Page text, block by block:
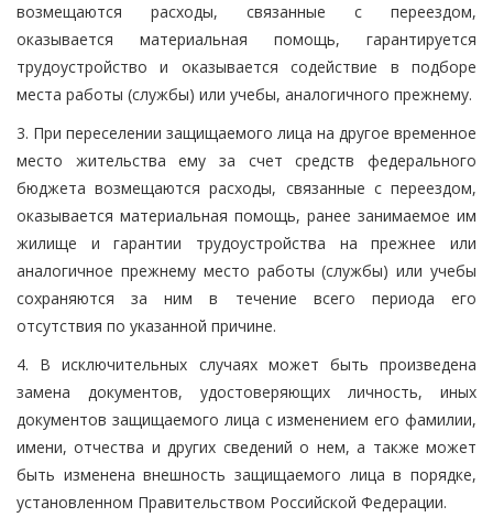
возмещаются расходы, связанные с переездом,
оказывается материальная помощь, гарантируется
трудоустройство и оказывается содействие в подборе
места работы (службы) или учебы, аналогичного прежнему.
3. При переселении защищаемого лица на другое временное
место жительства ему за счет средств федерального
бюджета возмещаются расходы, связанные с переездом,
оказывается материальная помощь, ранее занимаемое им
жилище и гарантии трудоустройства на прежнее или
аналогичное прежнему место работы (службы) или учебы
сохраняются за ним в течение всего периода его
отсутствия по указанной причине.
4. В исключительных случаях может быть произведена
замена документов, удостоверяющих личность, иных
документов защищаемого лица с изменением его фамилии,
имени, отчества и других сведений о нем, а также может
быть изменена внешность защищаемого лица в порядке,
установленном Правительством Российской Федерации.